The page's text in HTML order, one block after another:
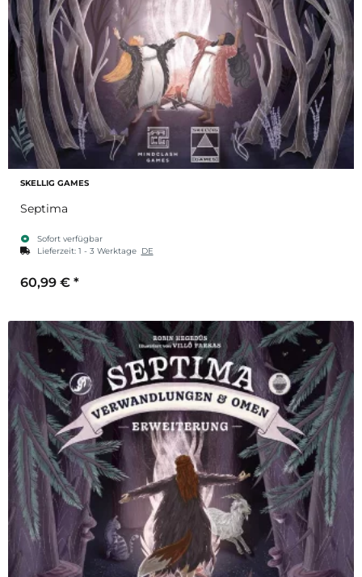
SKELLIG GAMES
Septima
Sofort verfügbar
Lieferzeit: 1 - 3 Werktage DE
60,99 € *